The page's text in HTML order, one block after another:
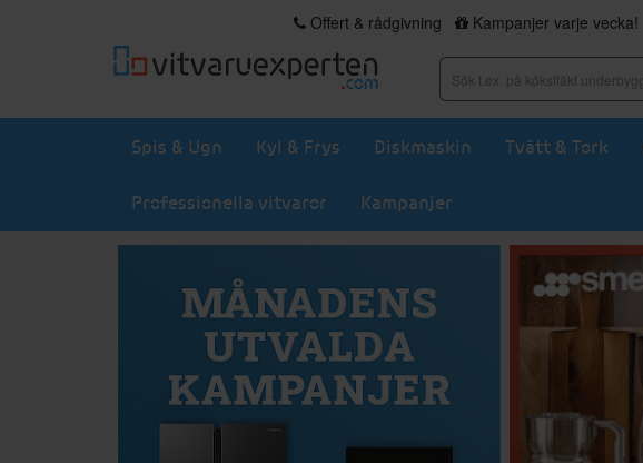
Offert & rådgivning Kampanjer varje vecka!
Spis & Ugn Kyl & Frys Diskmaskin Tvätt & Tork
Professionella vitvaror Kampanjer